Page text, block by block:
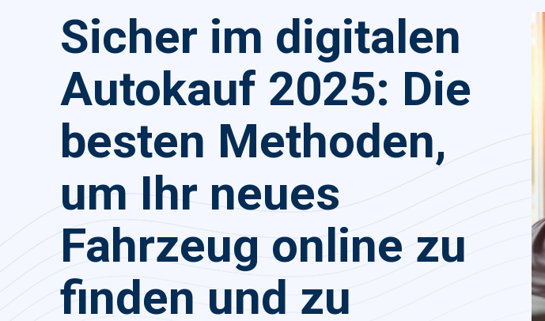
Sicher im digitalen
Autokauf 2025: Die
besten Methoden,
um Ihr neues
Fahrzeug online zu
finden und zu